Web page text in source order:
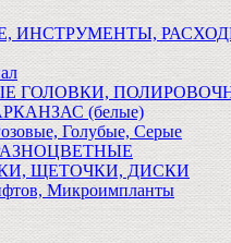
ИНСТРУМЕНТЫ,
ГОЛОВКИ,
АРКАНЗАС (белые)
Голубые, Серые
РАЗНОЦВЕТНЫЕ
ЩЕТОЧКИ, ДИСКИ
Микроимпланты